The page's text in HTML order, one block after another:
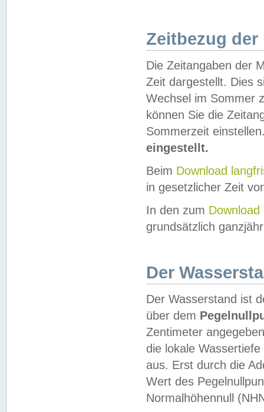
Zeitbezug der
Die Zeitangaben der
Zeit dargestellt. Dies
Wechsel im Sommer
können Sie die
Sommerzeit
eingestellt.
Beim Download
in gesetzlicher Zeit
In den zum Download
grundsätzlich
Der
Der Wasserstand ist
über dem
Zentimeter
die lokale
aus. Erst durch die
Wert des
Normalhöhennull